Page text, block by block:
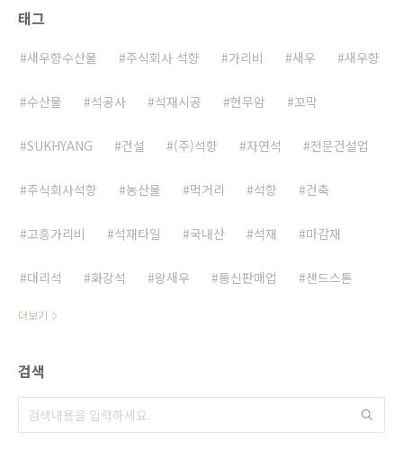
태그
새우향수산물 주식회사 석향 가리비 새우 새우향
수산물 석공사 석재시공 현무암 꼬막
SUKHYANG 건설 (주)석향 자연석 전문건설업
주식회사석향 농산물 먹거리 석향 건축
고흥가리비 석재타일 국내산 석재 마감재
대리석 화강석 왕새우 통신판매업 샌드스톤
더보기
검색